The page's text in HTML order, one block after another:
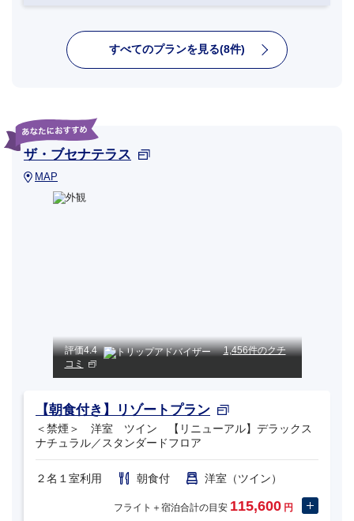
すべてのプランを見る(8件)
ザ・ブセナテラス
MAP
評価4.4
1,456件のクチ
コミ
【朝食付き】リゾートプラン
＜禁煙＞ 洋室 ツイン 【リニューアル】デラックス
ナチュラル／スタンダードフロア
２名１室利用 朝食付 洋室（ツイン）
フライト＋宿泊合計の目安 115,600 円